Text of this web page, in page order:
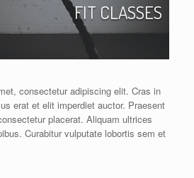
FIT CLASSES
consectetur adipiscing elit. Cras in
erat et elit imperdiet auctor. Praesent
placerat. Aliquam ultrices
Curabitur vulputate lobortis sem et